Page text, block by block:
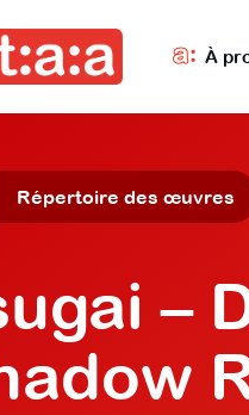
À
Répertoire des œuvres
–